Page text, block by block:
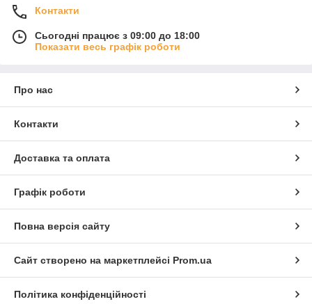
Контакти
Сьогодні працює з 09:00 до 18:00
Показати весь графік роботи
Про нас
Контакти
Доставка та оплата
Графік роботи
Повна версія сайту
Сайт створено на маркетплейсі Prom.ua
Політика конфіденційності